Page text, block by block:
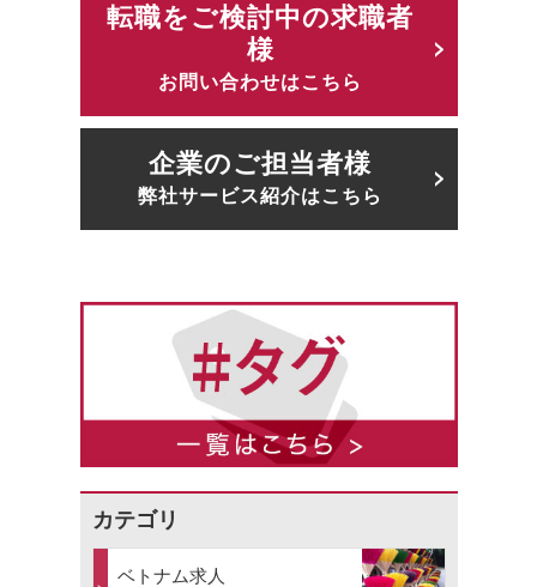
転職をご検討中の求職者
様
お問い合わせはこちら
企業のご担当者様
弊社サービス紹介はこちら
カテゴリ
ベトナム求人